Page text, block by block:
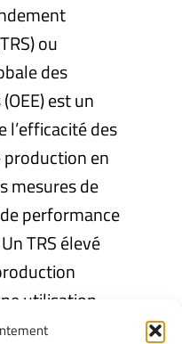
ou
des
est un
l’efficacité des
production en
mesures de
performance
TRS élevé
utilisation